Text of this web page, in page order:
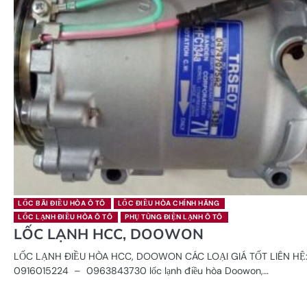
LỐC BÃI ĐIỀU HÒA Ô TÔ
LỐC ĐIỀU HÒA CHÍNH HÃNG
LỐC LẠNH ĐIỀU HÒA Ô TÔ
PHỤ TÙNG ĐIỆN LẠNH Ô TÔ
LỐC LẠNH HCC, DOOWON
LỐC LẠNH ĐIỀU HÒA HCC, DOOWON CÁC LOẠI GIÁ TỐT LIÊN HỆ:
0916015224 – 0963843730 lốc lạnh điều hòa Doowon,…